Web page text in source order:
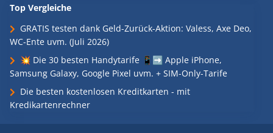
Top Vergleiche
GRATIS testen dank Geld-Zurück-Aktion: Valess, Axe Deo,
WC-Ente uvm. (Juli 2026)
💥 Die 30 besten Handytarife 📱➡️ Apple iPhone,
Samsung Galaxy, Google Pixel uvm. + SIM-Only-Tarife
Die besten kostenlosen Kreditkarten - mit
Kredikartenrechner